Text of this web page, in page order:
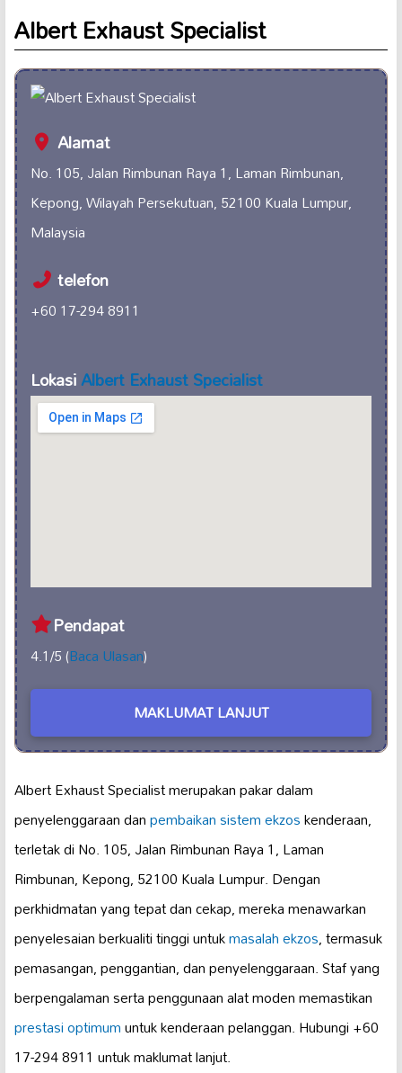
Albert Exhaust Specialist
Alamat
No. 105, Jalan Rimbunan Raya 1, Laman Rimbunan,
Kepong, Wilayah Persekutuan, 52100 Kuala Lumpur,
Malaysia
telefon
+60 17-294 8911
LokasiAlbert Exhaust Specialist
Pendapat
4.1/5 (Baca Ulasan)
MAKLUMAT LANJUT
Albert Exhaust Specialist merupakan pakar dalam
penyelenggaraan danpembaikan sistem ekzoskenderaan,
terletak di No. 105, Jalan Rimbunan Raya 1, Laman
Rimbunan, Kepong, 52100 Kuala Lumpur. Dengan
perkhidmatan yang tepat dan cekap, mereka menawarkan
penyelesaian berkualiti tinggi untukmasalah ekzos, termasuk
pemasangan, penggantian, dan penyelenggaraan. Staf yang
berpengalaman serta penggunaan alat moden memastikan
prestasi optimumuntuk kenderaan pelanggan. Hubungi +60
17-294 8911 untuk maklumat lanjut.